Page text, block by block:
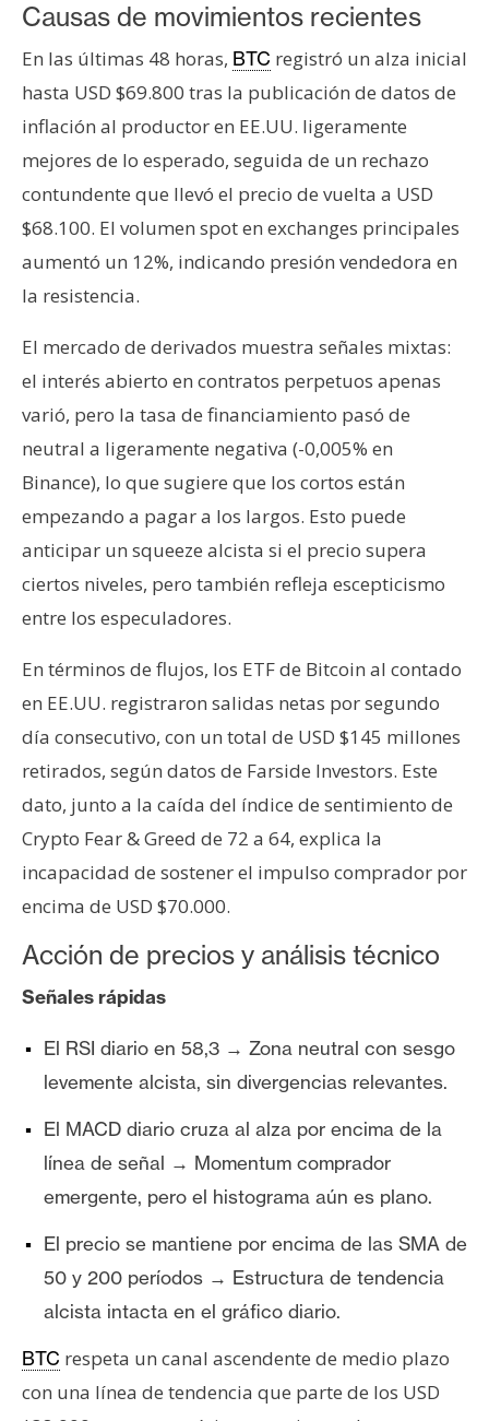
a
c
t
o
y
P
u
b
i
c
d
a
d
Causas de movimientos recientes
En las últimas 48 horas, BTC registró un alza inicial
hasta USD $69.800 tras la publicación de datos de
inflación al productor en EE.UU. ligeramente
mejores de lo esperado, seguida de un rechazo
contundente que llevó el precio de vuelta a USD
$68.100. El volumen spot en exchanges principales
aumentó un 12%, indicando presión vendedora en
la resistencia.
El mercado de derivados muestra señales mixtas:
el interés abierto en contratos perpetuos apenas
varió, pero la tasa de financiamiento pasó de
neutral a ligeramente negativa (-0,005% en
Binance), lo que sugiere que los cortos están
empezando a pagar a los largos. Esto puede
anticipar un squeeze alcista si el precio supera
ciertos niveles, pero también refleja escepticismo
entre los especuladores.
En términos de flujos, los ETF de Bitcoin al contado
en EE.UU. registraron salidas netas por segundo
día consecutivo, con un total de USD $145 millones
retirados, según datos de Farside Investors. Este
dato, junto a la caída del índice de sentimiento de
Crypto Fear & Greed de 72 a 64, explica la
incapacidad de sostener el impulso comprador por
encima de USD $70.000.
Acción de precios y análisis técnico
Señales rápidas
El RSI diario en 58,3 → Zona neutral con sesgo
levemente alcista, sin divergencias relevantes.
El MACD diario cruza al alza por encima de la
línea de señal → Momentum comprador
emergente, pero el histograma aún es plano.
El precio se mantiene por encima de las SMA de
50 y 200 períodos → Estructura de tendencia
alcista intacta en el gráfico diario.
BTC respeta un canal ascendente de medio plazo
con una línea de tendencia que parte de los USD